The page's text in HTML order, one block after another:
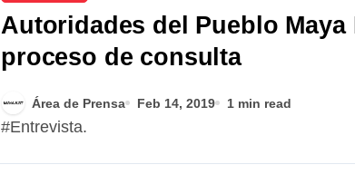
Autoridades del Pueblo
proceso de consulta
Área de Prensa Feb 14, 2019 1 min read
#Entrevista.